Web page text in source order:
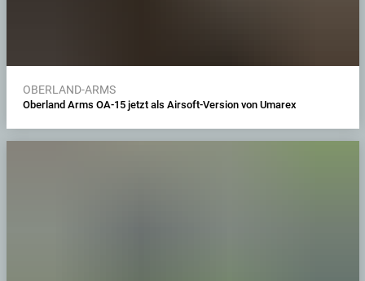
OBERLAND-ARMS
Oberland Arms OA-15 jetzt als Airsoft-Version von Umarex